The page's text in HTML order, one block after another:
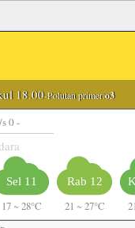
18.00-Polutan primer:o3
0 -
Sel 11
17 ~ 28°C
Rab 12
21 ~ 27°C